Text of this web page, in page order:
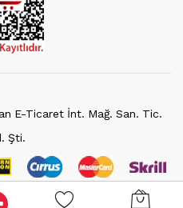
E-Ticaret İnt. Mağ. San. Tic.
Şti.